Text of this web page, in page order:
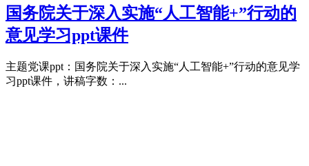
国务院关于深入实施“人工智能+”行动的
意见学习ppt课件
主题党课ppt：国务院关于深入实施“人工智能+”行动的意见学
习ppt课件，讲稿字数：...